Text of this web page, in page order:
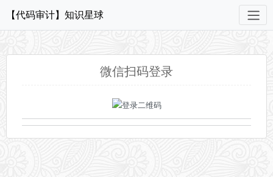
【代码审计】知识星球
微信扫码登录